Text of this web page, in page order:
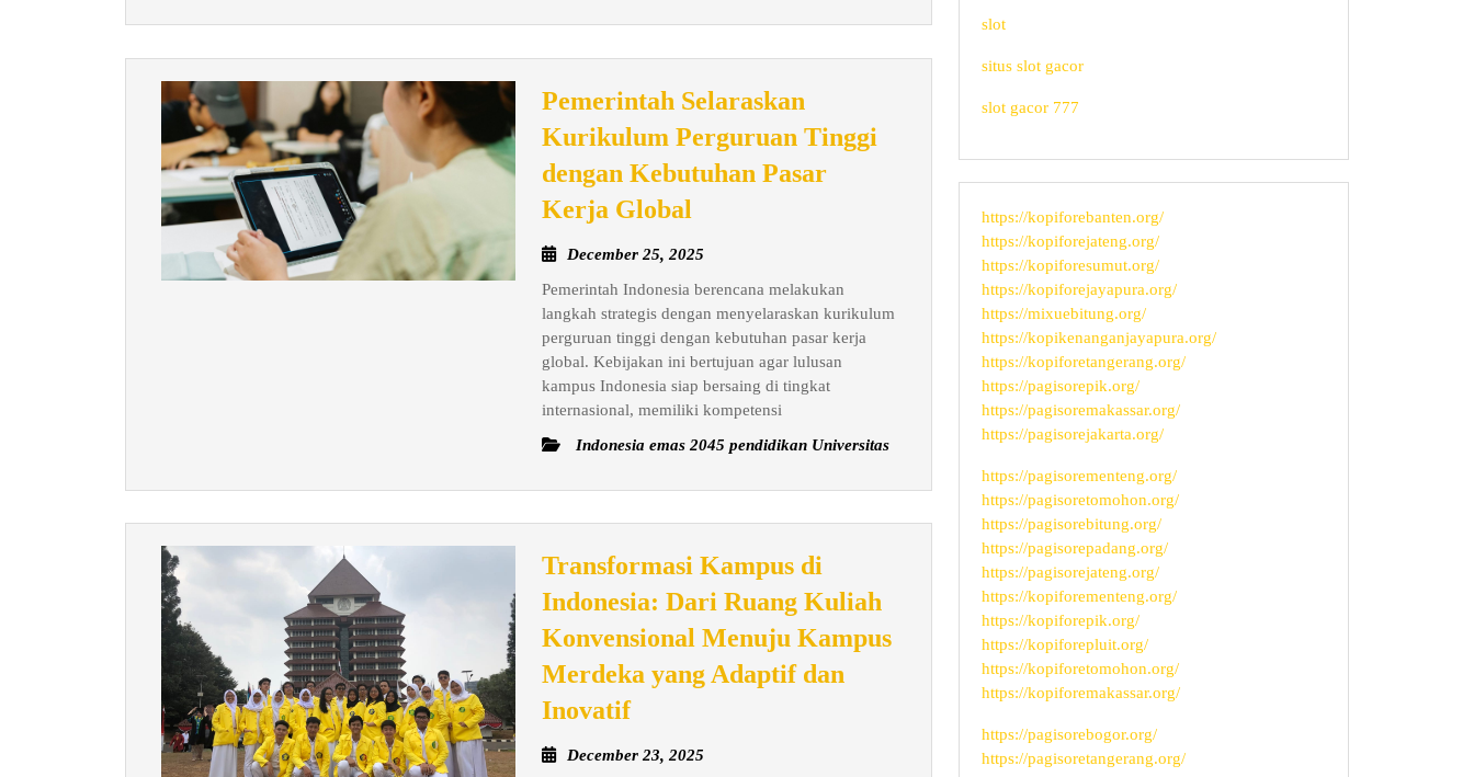
Pemerintah Selaraskan
Kurikulum Perguruan Tinggi
dengan Kebutuhan Pasar
Kerja Global
Kurikulum
Perguruan
Tinggi
dengan
Kebutuhan
Pasar
Kerja
December 25, 2025
Pemerintah Indonesia berencana melakukan
langkah strategis dengan menyelaraskan kurikulum
perguruan tinggi dengan kebutuhan pasar kerja
global. Kebijakan ini bertujuan agar lulusan
kampus Indonesia siap bersaing di tingkat
internasional, memiliki kompetensi
Indonesia emas 2045 pendidikan Universitas
Transformasi Kampus di
Indonesia: Dari Ruang Kuliah
Konvensional Menuju Kampus
Merdeka yang Adaptif dan
InovatifTransformasi
di
December 23, 2025
slot
situs slot gacor
slot gacor 777
https://kopiforebanten.org/
https://kopiforejateng.org/
https://kopiforesumut.org/
https://kopiforejayapura.org/
https://mixuebitung.org/
https://kopikenanganjayapura.org/
https://kopiforetangerang.org/
https://pagisorepik.org/
https://pagisoremakassar.org/
https://pagisorejakarta.org/
https://pagisorementeng.org/
https://pagisoretomohon.org/
https://pagisorebitung.org/
https://pagisorepadang.org/
https://pagisorejateng.org/
https://kopiforementeng.org/
https://kopiforepik.org/
https://kopiforepluit.org/
https://kopiforetomohon.org/
https://kopiforemakassar.org/
https://pagisorebogor.org/
https://pagisoretangerang.org/